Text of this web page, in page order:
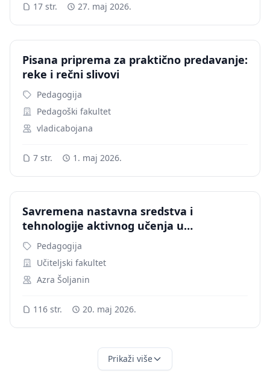
17 str. 27. maj 2026.
Pisana priprema za praktično predavanje:
reke i rečni slivovi
Pedagogija
Pedagoški fakultet
vladicabojana
7 str. 1. maj 2026.
Savremena nastavna sredstva i
tehnologije aktivnog učenja u
integrativnoj nastavi
Pedagogija
Učiteljski fakultet
Azra Šoljanin
116 str. 20. maj 2026.
Prikaži više